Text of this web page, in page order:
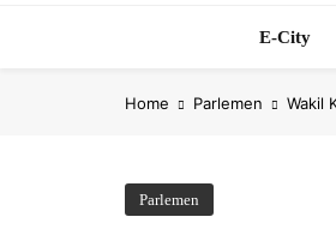
E-City
Home Parlemen Wakil
Parlemen